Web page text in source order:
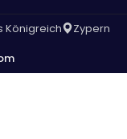
Königreich
Zypern